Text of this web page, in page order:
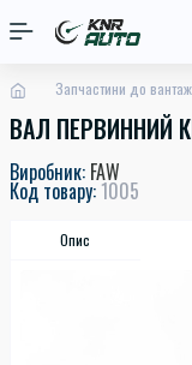
Запчастини до
ВАЛ ПЕРВИННИЙ
Виробник: FAW
Код товару: 1005
Опис